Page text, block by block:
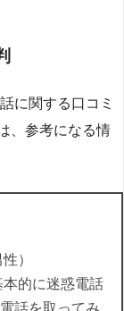
に関する口コミ
、参考になる情
）
的に迷惑電話
話を取ってみ